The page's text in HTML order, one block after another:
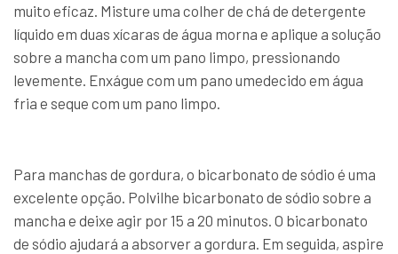
muito eficaz. Misture uma colher de chá de detergente
líquido em duas xícaras de água morna e aplique a solução
sobre a mancha com um pano limpo, pressionando
levemente. Enxágue com um pano umedecido em água
fria e seque com um pano limpo.
Para manchas de gordura, o bicarbonato de sódio é uma
excelente opção. Polvilhe bicarbonato de sódio sobre a
mancha e deixe agir por 15 a 20 minutos. O bicarbonato
de sódio ajudará a absorver a gordura. Em seguida, aspire